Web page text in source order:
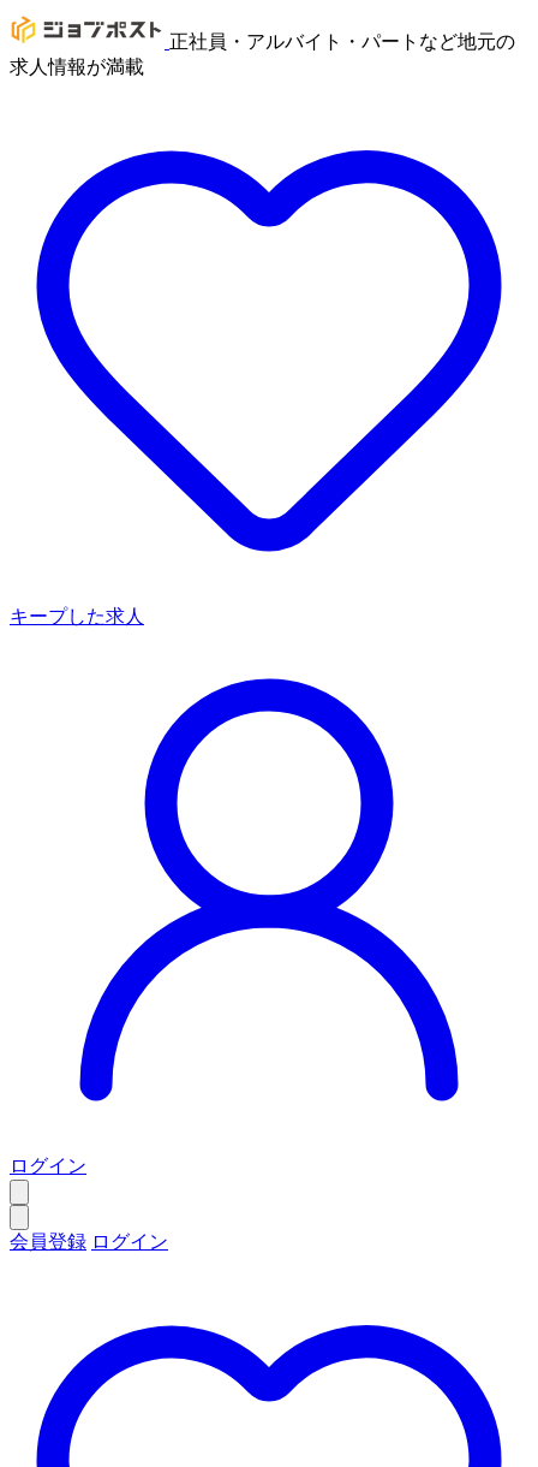
正社員・アルバイト・パートなど地元の
求人情報が満載
キープした求人
ログイン
会員登録 ログイン